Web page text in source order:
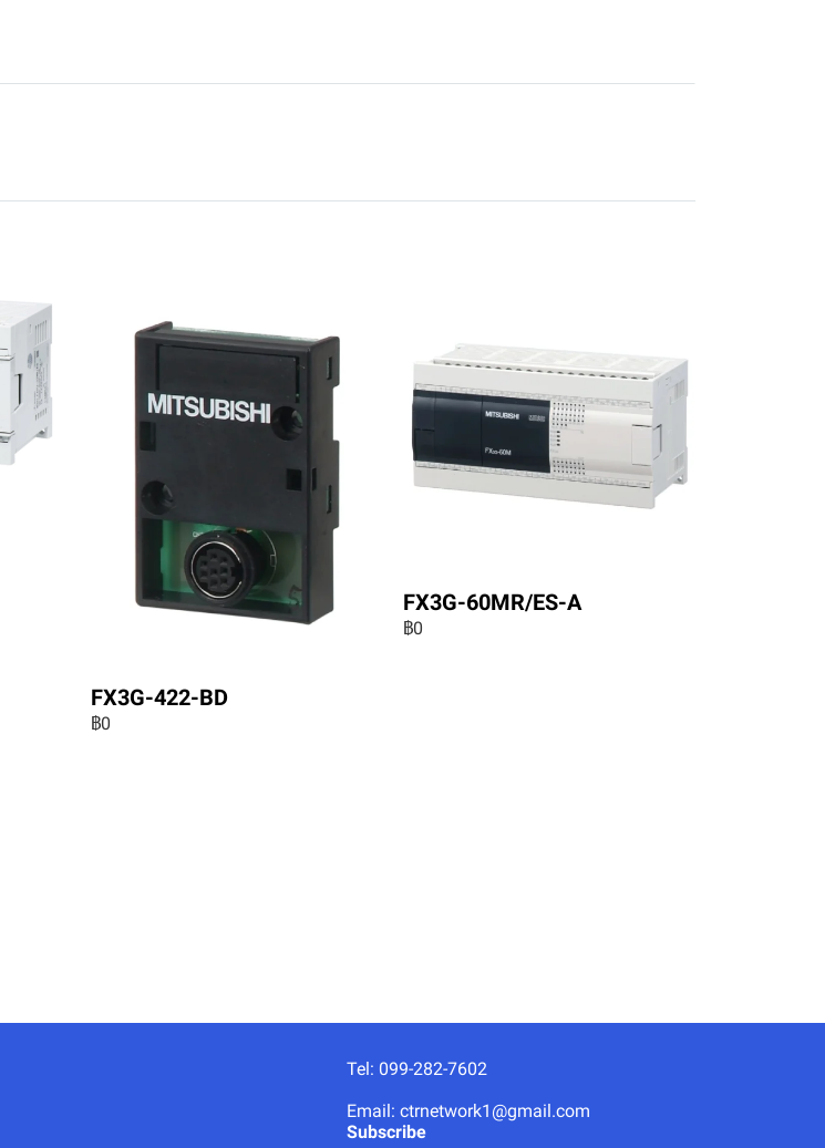
FX3G-422-BD
฿0
FX3G-60MR/ES-A
฿0
Tel: 099-282-7602
Email: ctrnetwork1@gmail.com
Subscribe